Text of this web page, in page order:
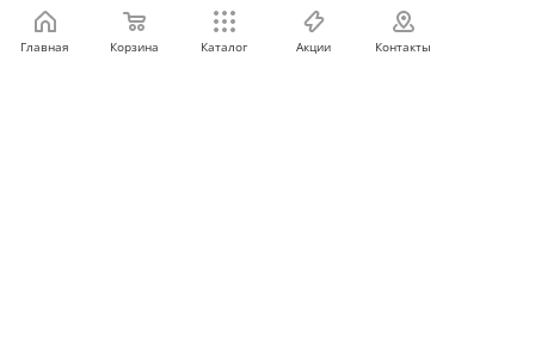
ПОДПИСАТЬСЯ НА РАССЫЛКУ
Главная Корзина Каталог Акции Контакты